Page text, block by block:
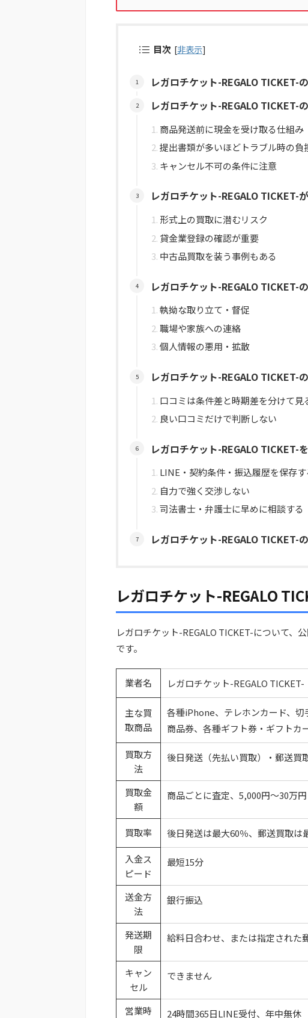
目次 [非表示]
レガロチケット-REGALO TICKET-
レガロチケット-REGALO TICKET-
商品発送前に現金を受け取る仕組み
提出書類が多いほどトラブル時の負
キャンセル不可の条件に注意
レガロチケット-REGALO TICKET-
形式上の買取に潜むリスク
貸金業登録の確認が重要
中古品買取を装う事例もある
レガロチケット-REGALO TICKET-
執拗な取り立て・督促
職場や家族への連絡
個人情報の悪用・拡散
レガロチケット-REGALO TICKET-
口コミは条件差と時期差を分けて見
良い口コミだけで判断しない
レガロチケット-REGALO TICKET-
LINE・契約条件・振込履歴を保存す
自力で強く交渉しない
司法書士・弁護士に早めに相談する
レガロチケット-REGALO TICKET-
レガロチケット-REGALO
レガロチケット-REGALO TICKET-について、
です。
業者名 レガロチケット-REGALO TICKET-
主な買
取商品
各種iPhone、テレホンカード、
商品券、各種ギフト券・ギフトカ
買取方
法
後日発送（先払い買取）・郵送買
買取金
額
商品ごとに査定、5,000円～30万円
買取率 後日発送は最大60％、郵送買取は
入金ス
ピード
最短15分
送金方
法
銀行振込
発送期
限
給料日合わせ、または指定された
キャン
セル
できません
営業時 24時間365日LINE受付、年中無休